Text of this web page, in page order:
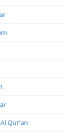
Qur'an